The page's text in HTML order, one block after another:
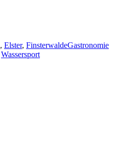
, Elster, FinsterwaldeGastronomie
Wassersport